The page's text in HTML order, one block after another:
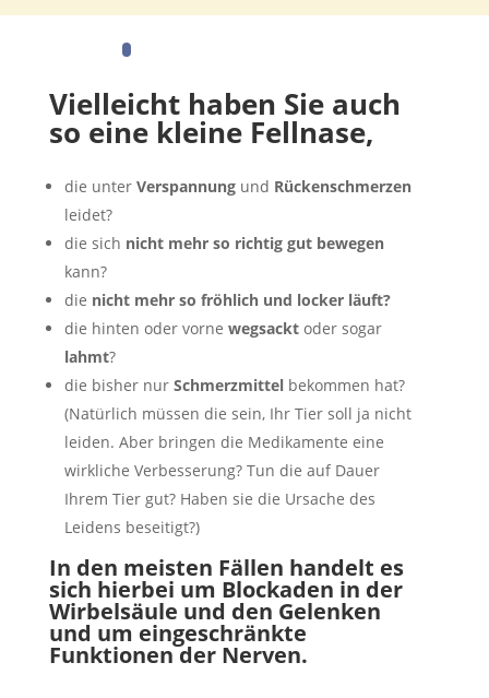
Vielleicht haben Sie auch
so eine kleine Fellnase,
die unter Verspannungund Rückenschmerzen
leidet?
die sich nicht mehr so richtig gut bewegen
kann?
die nicht mehr so fröhlich und locker läuft?
die hinten oder vorne wegsacktoder sogar
lahmt?
die bisher nur Schmerzmittelbekommen hat?
(Natürlich müssen die sein, Ihr Tier soll ja nicht
leiden. Aber bringen die Medikamente eine
wirkliche Verbesserung? Tun die auf Dauer
Ihrem Tier gut? Haben sie die Ursache des
Leidens beseitigt?)
In den meisten Fällen handelt es
sich hierbei um Blockaden in der
Wirbelsäule und den Gelenken
und um eingeschränkte
Funktionen der Nerven.